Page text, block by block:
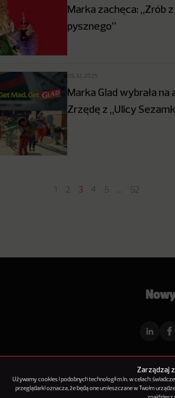
Zarządzaj
Używamy cookies i podobnych technologii m.in. w celach:
przeglądarki oznacza, że będą one umieszczane w Twoim
Marka zachęca: „Zrób
pysznego”
05.12.2025
Marka Glad wybrała
Zrzędę z „Ulicy
1 2 3 4 5 … 52
ReklamaKontakt